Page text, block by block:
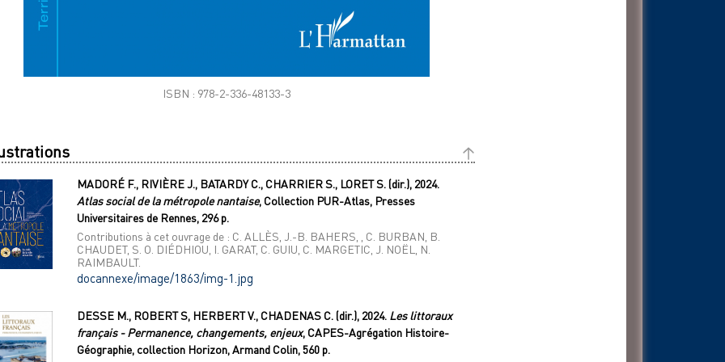
ISBN : 978-2-336-48133-3
MADORÉ F., RIVIÈRE J., BATARDY C., CHARRIER S., LORET S. (dir.), 2024.
Atlas social de la métropole nantaise, Collection PUR-Atlas, Presses
Universitaires de Rennes, 296 p.
Contributions à cet ouvrage de : C. ALLÈS, J.-B. BAHERS, , C. BURBAN, B.
CHAUDET, S. O. DIÉDHIOU, I. GARAT, C. GUIU, C. MARGETIC, J. NOËL, N.
RAIMBAULT.
docannexe/image/1863/img-1.jpg
DESSE M., ROBERT S, HERBERT V., CHADENAS C. (dir.), 2024. Les littoraux
français - Permanence, changements, enjeux, CAPES-Agrégation Histoire-
Géographie, collection Horizon, Armand Colin, 560 p.